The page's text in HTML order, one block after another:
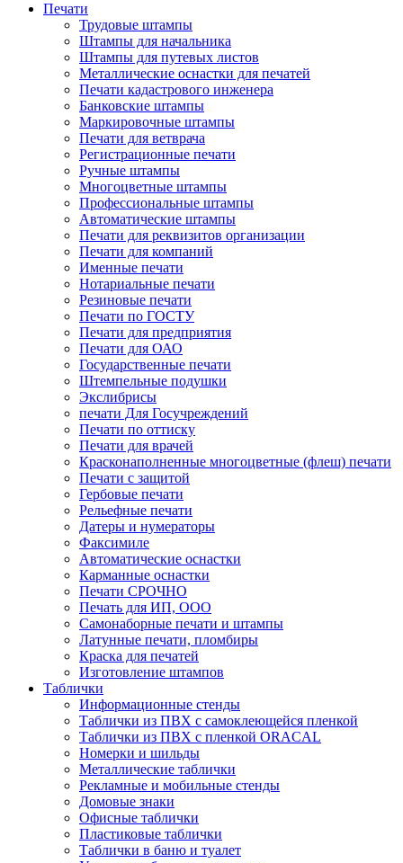
Печати
Трудовые штампы
Штампы для начальника
Штампы для путевых листов
Металлические оснастки для печатей
Печати кадастрового инженера
Банковские штампы
Маркировочные штампы
Печати для ветврача
Регистрационные печати
Ручные штампы
Многоцветные штампы
Профессиональные штампы
Автоматические штампы
Печати для реквизитов организации
Печати для компаний
Именные печати
Нотариальные печати
Резиновые печати
Печати по ГОСТУ
Печати для предприятия
Печати для ОАО
Государственные печати
Штемпельные подушки
Экслибрисы
печати Для Госучреждений
Печати по оттиску
Печати для врачей
Красконаполненные многоцветные (флеш) печати
Печати с защитой
Гербовые печати
Рельефные печати
Датеры и нумераторы
Факсимиле
Автоматические оснастки
Карманные оснастки
Печати СРОЧНО
Печать для ИП, ООО
Самонаборные печати и штампы
Латунные печати, пломбиры
Краска для печатей
Изготовление штампов
Таблички
Информационные стенды
Таблички из ПВХ с самоклеющейся пленкой
Таблички из ПВХ с пленкой ORACAL
Номерки и шильды
Металлические таблички
Рекламные и мобильные стенды
Домовые знаки
Офисные таблички
Пластиковые таблички
Таблички в баню и туалет